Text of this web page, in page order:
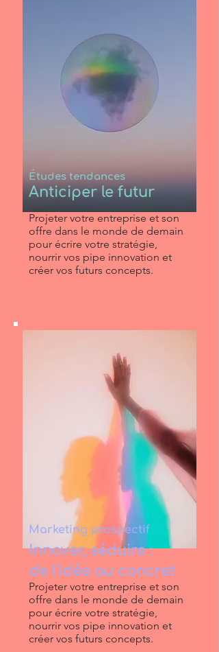
Études tendances
Anticiper le futur
Projeter votre entreprise et son
offre dans le monde de demain
pour écrire votre stratégie,
nourrir vos pipe innovation et
créer vos futurs concepts.
Projeter votre entreprise et son
offre dans le monde de demain
pour écrire votre stratégie,
nourrir vos pipe innovation et
créer vos futurs concepts.
Marketing prospectif
Innover, séduire :
de l'idée au concret